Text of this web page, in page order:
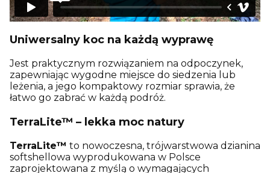
Uniwersalny koc na każdą wyprawę
Jest praktycznym rozwiązaniem na odpoczynek,
zapewniając wygodne miejsce do siedzenia lub
leżenia, a jego kompaktowy rozmiar sprawia, że
łatwo go zabrać w każdą podróż.
TerraLite™ – lekka moc natury
TerraLite™ to nowoczesna, trójwarstwowa dzianina
softshellowa wyprodukowana w Polsce
zaprojektowana z myślą o wymagających